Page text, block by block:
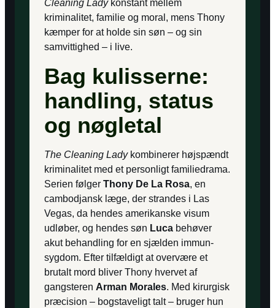
Cleaning Ladykonstant mellem
kriminalitet, familie og moral, mens Thony
kæmper for at holde sin søn – og sin
samvittighed – i live.
Bag kulisserne:
handling, status
og nøgletal
The Cleaning Ladykombinerer højspændt
kriminalitet med et personligt familiedrama.
Serien følger Thony De La Rosa, en
cambodjansk læge, der strandes i Las
Vegas, da hendes amerikanske visum
udløber, og hendes søn Luca behøver
akut behandling for en sjælden immun­
sygdom. Efter tilfældigt at overvære et
brutalt mord bliver Thony hvervet af
gangsteren Arman Morales. Med kirurgisk
præcision – bogstaveligt talt – bruger hun